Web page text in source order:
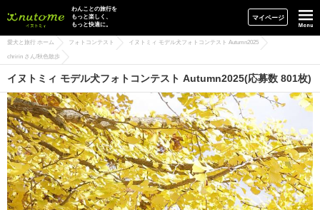
イヌトミィ
わんことの旅行を
もっと楽しく、
もっと快適に。
マイページ
愛犬と旅行 ホーム フォトコンテスト イヌトミィ モデル犬フォトコンテスト Autumn2025
chririn さん/秋色散歩
イヌトミィ モデル犬フォトコンテスト Autumn2025(応募数 801枚)